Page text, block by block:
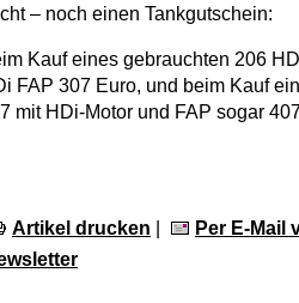
– noch einen Tankgutschein:
Kauf eines gebrauchten 206
FAP 307 Euro, und beim Kauf
mit HDi-Motor und FAP sogar
Artikel drucken
Per E-Mail